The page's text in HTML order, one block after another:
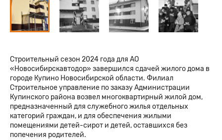
Строительный сезон 2024 года для АО
«Новосибирскавтодор» завершился сдачей жилого дома в
городе Купино Новосибирской области. Филиал
Строительное управление по заказу Администрации
Купинского района возвел многоквартирный жилой дом,
предназначенный для служебного жилья отдельных
категорий граждан, и для обеспечения жилыми
помещениями детей-сирот и детей, оставшихся без
попечения родителей.